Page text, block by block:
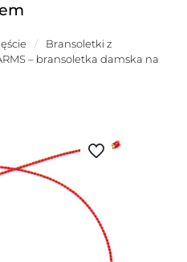
/
Bransoletki z
– bransoletka damska na